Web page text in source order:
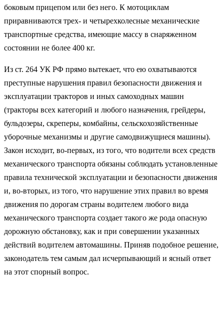
боковым прицепом или без него. К мотоциклам
приравниваются трех- и четырехколесные механические
транспортные средства, имеющие массу в снаряженном
состоянии не более 400 кг.
Из ст. 264 УК РФ прямо вытекает, что ею охватываются
преступные нарушения правил безопасности движения и
эксплуатации тракторов и иных самоходных машин
(тракторы всех категорий и любого назначения, грейдеры,
бульдозеры, скреперы, комбайны, сельскохозяйственные
уборочные механизмы и другие самодвижущиеся машины).
Закон исходит, во-первых, из того, что водители всех средств
механического транспорта обязаны соблюдать установленные
правила технической эксплуатации и безопасности движения
и, во-вторых, из того, что нарушение этих правил во время
движения по дорогам страны водителем любого вида
механического транспорта создает такого же рода опасную
дорожную обстановку, как и при совершении указанных
действий водителем автомашины. Приняв подобное решение,
законодатель тем самым дал исчерпывающий и ясный ответ
на этот спорный вопрос.